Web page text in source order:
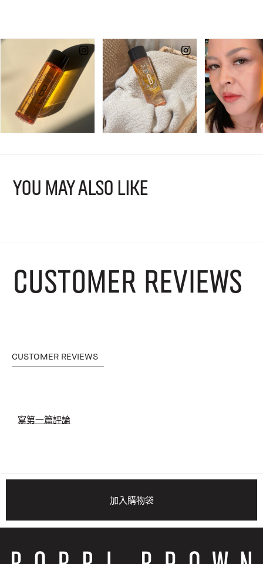
YOU MAY ALSO LIKE
CUSTOMER REVIEWS
CUSTOMER REVIEWS
寫第一篇評論
加入購物袋